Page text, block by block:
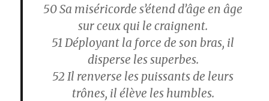
50Sa miséricorde s’étend d’âge en âge
sur ceux qui le craignent.
51 Déployant la force de son bras, il
disperse les superbes.
52 Il renverse les puissants de leurs
trônes, il élève les humbles.